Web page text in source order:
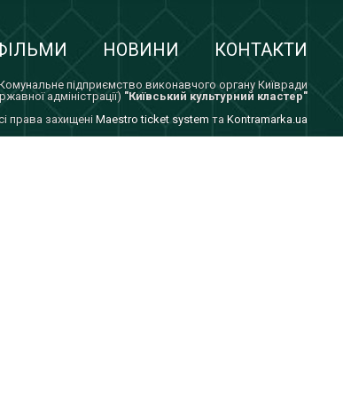
НОВИНИ КОНТАКТИ
підприємство виконавчого органу Київради
адміністрації) "Київський культурний кластер"
права захищенiMaestro ticket system та Kontramarka.ua